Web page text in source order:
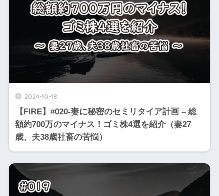
2024-10-18
【FIRE】#020-妻に秘密のセミリタイア計画 – 総
額約700万のマイナス！ゴミ株4選を紹介（妻27
歳、夫38歳社畜の苦悩）